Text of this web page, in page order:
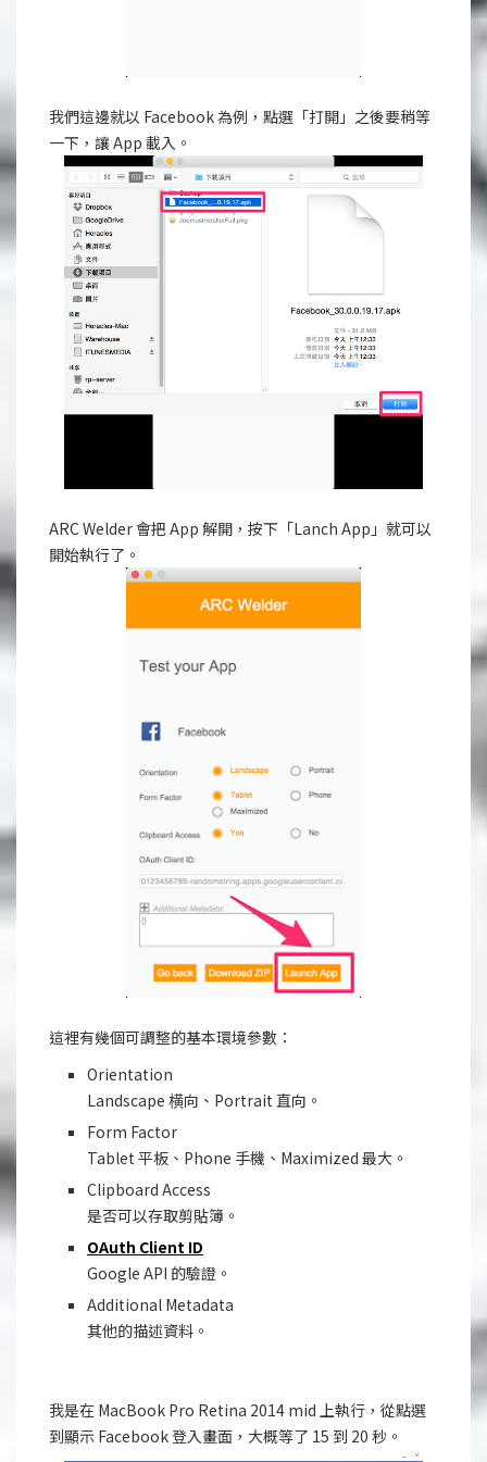
我們這邊就以 Facebook 為例，點選「打開」之後要稍等
一下，讓 App 載入。
ARC Welder 會把 App 解開，按下「Lanch App」就可以
開始執行了。
這裡有幾個可調整的基本環境參數：
Orientation
Landscape 横向、Portrait 直向。
Form Factor
Tablet 平板、Phone 手機、Maximized 最大。
Clipboard Access
是否可以存取剪貼簿。
OAuth Client ID
Google API 的驗證。
Additional Metadata
其他的描述資料。
我是在 MacBook Pro Retina 2014 mid 上執行，從點選
到顯示 Facebook 登入畫面，大概等了 15 到 20 秒。